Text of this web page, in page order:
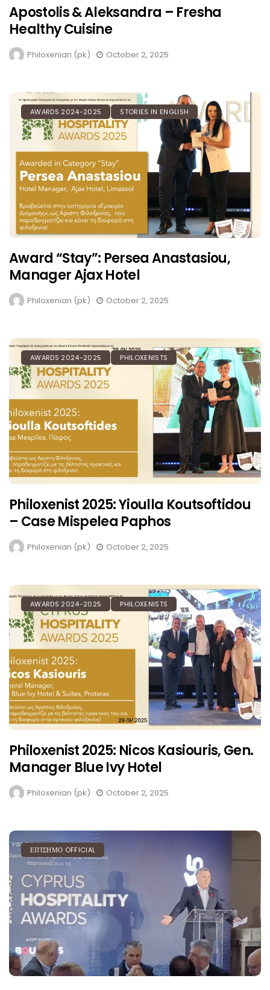
Apostolis & Aleksandra – Fresha
Healthy Cuisine
Philoxenian (pk) October 2, 2025
AWARDS 2024-2025 STORIES IN ENGLISH
Award “Stay”: Persea Anastasiou,
Manager Ajax Hotel
Philoxenian (pk) October 2, 2025
AWARDS 2024-2025 PHILOXENISTS
Philoxenist 2025: Yioulla Koutsoftidou
– Case Mispelea Paphos
Philoxenian (pk) October 2, 2025
AWARDS 2024-2025 PHILOXENISTS
Philoxenist 2025: Nicos Kasiouris, Gen.
Manager Blue Ivy Hotel
Philoxenian (pk) October 2, 2025
ΕΠΊΣΗΜΟ OFFICIAL